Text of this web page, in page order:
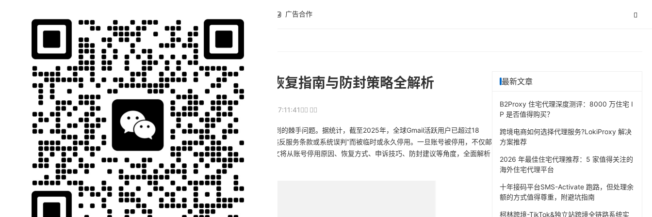
广告合作
跨境百科 运营教程 Google 正文
谷歌邮箱账号被停用怎么办？详细恢复指南与防封策略全解析
石南 44098 2025-10-15 17:11:41
在数字时代，谷歌邮箱 账号被停用
已成为不少跨境从业者、企业用户以及海外留学生常遇到的棘手问题。据统计，截至2025年，全球Gmail活跃用户已超过18
亿，占全球电子邮箱用户总数的39.2%。然而，每年约有超过3.5%的账户因“异常登录、违反服务条款或系统误判”而被临时或永久停用。一旦账号被停用，不仅邮
件数据可能丢失，还可能影响Google Drive、YouTube、Ads等多个关联服务。因此，本文将从账号停用原因、恢复方式、申诉技巧、防封建议等角度，全面解析
邮箱被停用时应如何处理，帮助你第一时间恢复账号、避免二次风险。
最新文章
B2Proxy 住宅代理深度测评：8000 万住宅 I
P 是否值得购买？
跨境电商如何选择代理服务?LokiProxy 解决
方案推荐
2026 年最佳住宅代理推荐：5 家值得关注的
海外住宅代理平台
十年接码平台SMS-Activate 跑路，但处理余
额的方式值得尊重，附避坑指南
柯林跨境-TikTok&独立站跨境全链路系统实